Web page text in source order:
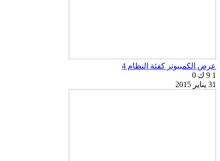
عرض الكمبيوتر كفئة النظام 4
1 9 ك
0
31 يناير 2015